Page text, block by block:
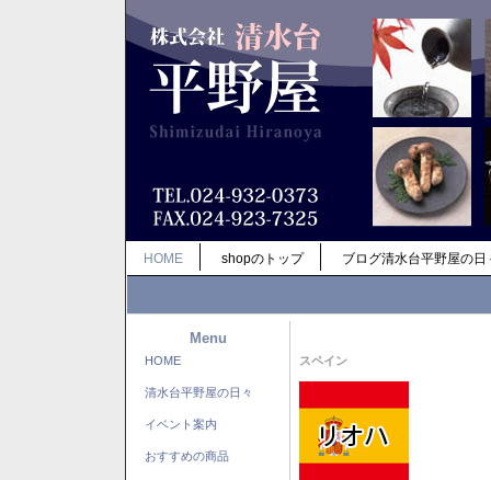
HOME shopのトップ ブログ清水台平野屋の日
Menu
HOME
清水台平野屋の日々
イベント案内
おすすめの商品
スペイン